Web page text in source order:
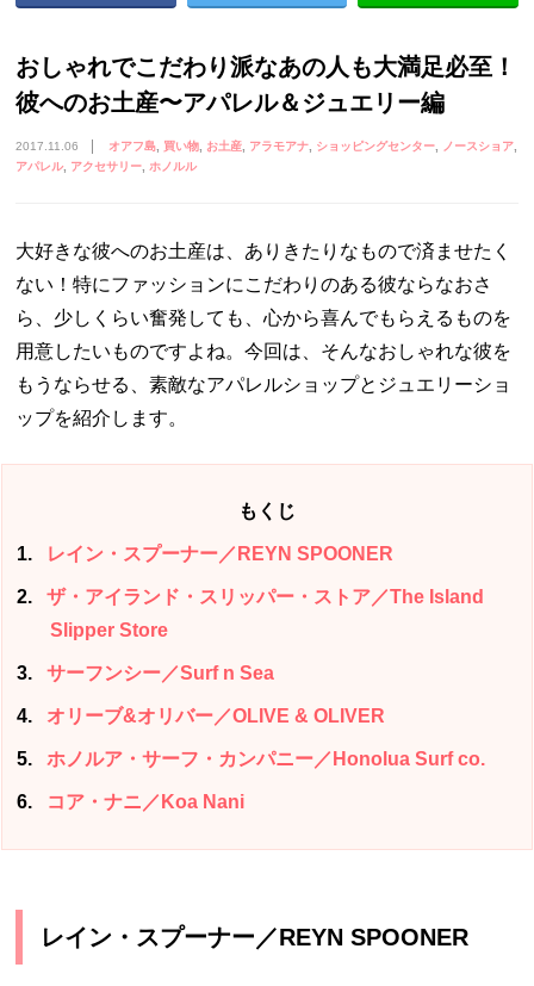
おしゃれでこだわり派なあの人も大満足必至！
彼へのお土産〜アパレル＆ジュエリー編
2017.11.06 オアフ島 買い物 お土産 アラモアナ ショッピングセンター
ノースショア
アパレル アクセサリー ホノルル
大好きな彼へのお土産は、ありきたりなもので済ませたく
ない！特にファッションにこだわりのある彼ならなおさ
ら、少しくらい奮発しても、心から喜んでもらえるものを
用意したいものですよね。今回は、そんなおしゃれな彼を
もうならせる、素敵なアパレルショップとジュエリーショ
ップを紹介します。
もくじ
1 レイン・スプーナー／REYN SPOONER
2
ザ・アイランド・スリッパー・ストア／The Island
Slipper Store
3 サーフンシー／Surf n Sea
4 オリーブ&オリバー／OLIVE & OLIVER
5 ホノルア・サーフ・カンパニー／Honolua Surf co.
6 コア・ナニ／Koa Nani
レイン・スプーナー／REYN SPOONER